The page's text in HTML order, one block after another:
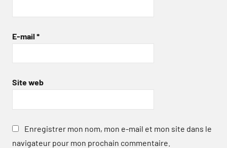
E-mail *
Site web
Enregistrer mon nom, mon e-mail et mon site dans le
navigateur pour mon prochain commentaire.